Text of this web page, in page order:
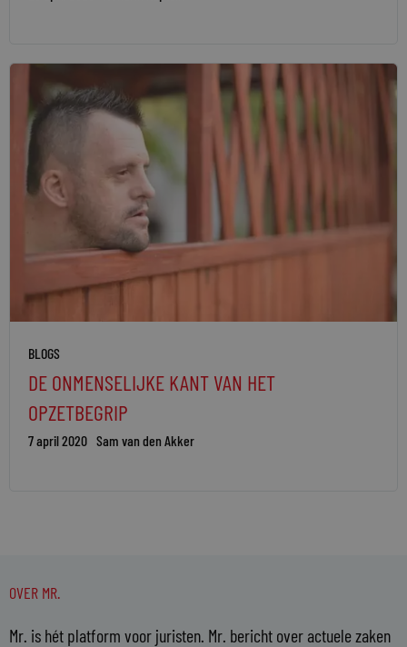
BLOGS
DE ONMENSELIJKE KANT VAN HET
OPZETBEGRIP
7 april 2020 Sam van den Akker
OVER MR.
Mr. is hét platform voor juristen. Mr. bericht over actuele zaken